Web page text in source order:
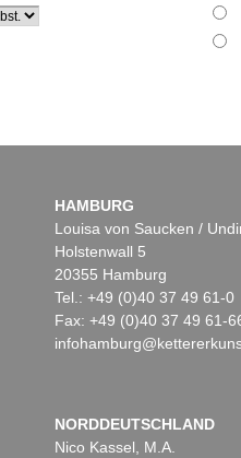
HAMBURG
Louisa von Saucken /
Holstenwall 5
20355 Hamburg
Tel.: +49 (0)40 37 49 61-0
Fax: +49 (0)40 37 49 61-
NORDDEUTSCHLAND
Nico Kassel, M.A.